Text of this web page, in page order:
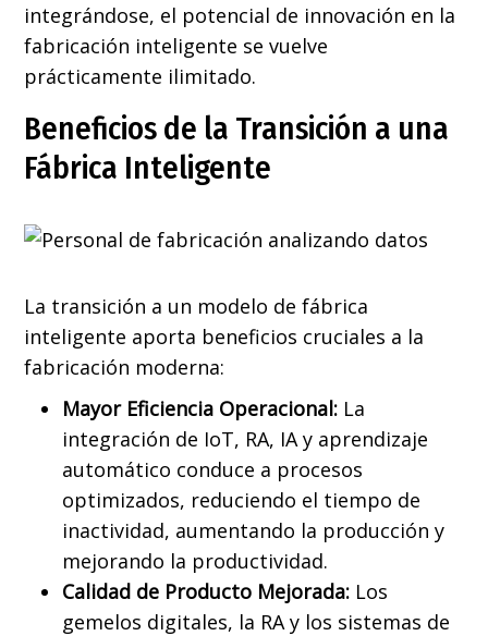
integrándose, el potencial de innovación en la
fabricación inteligente se vuelve
prácticamente ilimitado.
Beneficios de la Transición a una
Fábrica Inteligente
La transición a un modelo de fábrica
inteligente aporta beneficios cruciales a la
fabricación moderna:
Mayor Eficiencia Operacional:La
integración de IoT, RA, IA y aprendizaje
automático conduce a procesos
optimizados, reduciendo el tiempo de
inactividad, aumentando la producción y
mejorando la productividad.
Calidad de Producto Mejorada:Los
gemelos digitales, la RA y los sistemas de